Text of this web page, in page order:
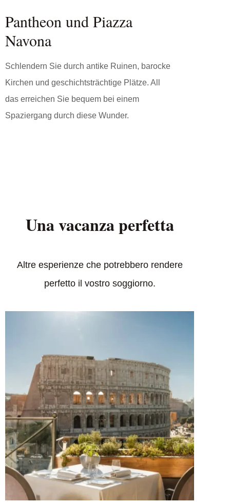
Pantheon und Piazza
Navona
Schlendern Sie durch antike Ruinen, barocke
Kirchen und geschichtsträchtige Plätze. All
das erreichen Sie bequem bei einem
Spaziergang durch diese Wunder.
Una vacanza perfetta
Altre esperienze che potrebbero rendere
perfetto il vostro soggiorno.